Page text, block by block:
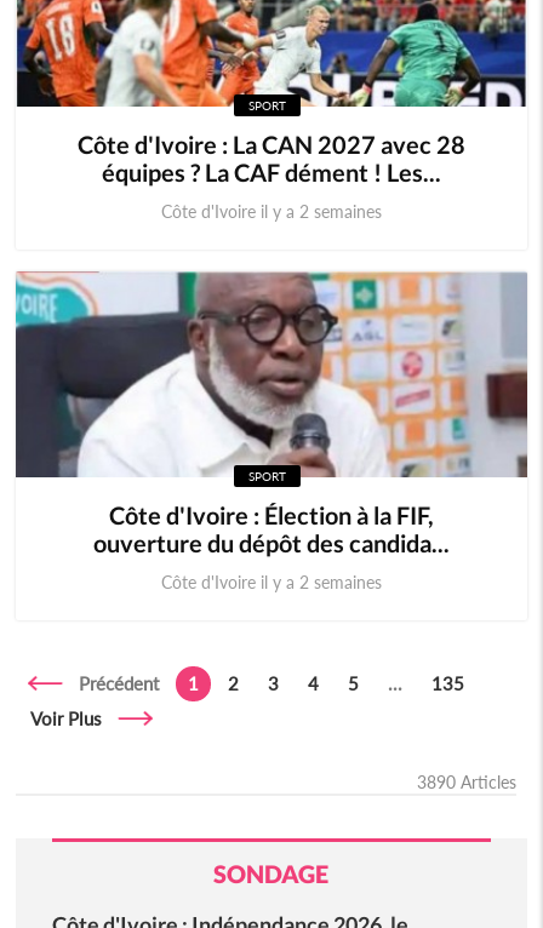
SPORT
Côte d'Ivoire : La CAN 2027 avec 28
équipes ? La CAF dément ! Les...
Côte d'Ivoire il y a 2 semaines
SPORT
Côte d'Ivoire : Élection à la FIF,
ouverture du dépôt des candida...
Côte d'Ivoire il y a 2 semaines
Précédent 1 2 3 4 5 ...
135
Voir Plus
3890 Articles
SONDAGE